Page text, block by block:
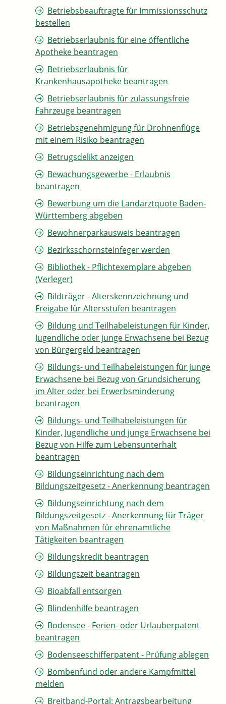
Betriebsbeauftragte für Immissionsschutz
bestellen
Betriebserlaubnis für eine öffentliche
Apotheke beantragen
Betriebserlaubnis für
Krankenhausapotheke beantragen
Betriebserlaubnis für zulassungsfreie
Fahrzeuge beantragen
Betriebsgenehmigung für Drohnenflüge
mit einem Risiko beantragen
Betrugsdelikt anzeigen
Bewachungsgewerbe - Erlaubnis
beantragen
Bewerbung um die Landarztquote Baden-
Württemberg abgeben
Bewohnerparkausweis beantragen
Bezirksschornsteinfeger werden
Bibliothek - Pflichtexemplare abgeben
(Verleger)
Bildträger - Alterskennzeichnung und
Freigabe für Altersstufen beantragen
Bildung und Teilhabeleistungen für Kinder,
Jugendliche oder junge Erwachsene bei Bezug
von Bürgergeld beantragen
Bildungs- und Teilhabeleistungen für junge
Erwachsene bei Bezug von Grundsicherung
im Alter oder bei Erwerbsminderung
beantragen
Bildungs- und Teilhabeleistungen für
Kinder, Jugendliche und junge Erwachsene bei
Bezug von Hilfe zum Lebensunterhalt
beantragen
Bildungseinrichtung nach dem
Bildungszeitgesetz - Anerkennung beantragen
Bildungseinrichtung nach dem
Bildungszeitgesetz - Anerkennung für Träger
von Maßnahmen für ehrenamtliche
Tätigkeiten beantragen
Bildungskredit beantragen
Bildungszeit beantragen
Bioabfall entsorgen
Blindenhilfe beantragen
Bodensee - Ferien- oder Urlauberpatent
beantragen
Bodenseeschifferpatent - Prüfung ablegen
Bombenfund oder andere Kampfmittel
melden
Breitband-Portal: Antragsbearbeitung